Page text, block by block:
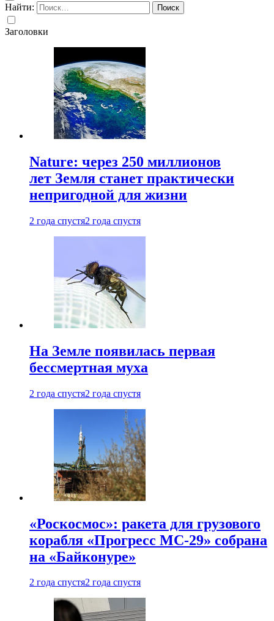
Найти:
Заголовки
Nature: через 250 миллионов
лет Земля станет практически
непригодной для жизни
2 года спустя2 года спустя
На Земле появилась первая
бессмертная муха
2 года спустя2 года спустя
«Роскосмос»: ракета для грузового
корабля «Прогресс МС-29» собрана
на «Байконуре»
2 года спустя2 года спустя